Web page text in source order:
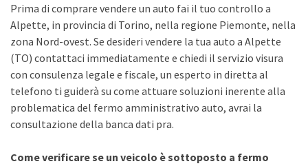
Prima di comprare vendere un auto fai il tuo controllo a
Alpette, in provincia di Torino, nella regione Piemonte, nella
zona Nord-ovest. Se desideri vendere la tua auto a Alpette
(TO) contattaci immediatamente e chiedi il servizio visura
con consulenza legale e fiscale, un esperto in diretta al
telefono ti guiderà su come attuare soluzioni inerente alla
problematica del fermo amministrativo auto, avrai la
consultazione della banca dati pra.
Come verificare se un veicolo è sottoposto a fermo